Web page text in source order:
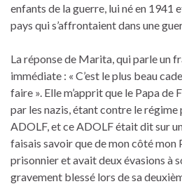
enfants de la guerre, lui né en 1941
pays qui s’affrontaient dans une
La réponse de Marita, qui parle un
immédiate : « C’est le plus beau
faire ». Elle m’apprit que le Papa
par les nazis, étant contre le
ADOLF, et ce ADOLF était dit sur
faisais savoir que de mon côté mon
prisonnier et avait deux évasions à
gravement blessé lors de sa